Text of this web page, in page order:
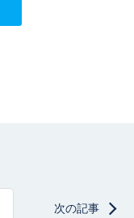
次の記事